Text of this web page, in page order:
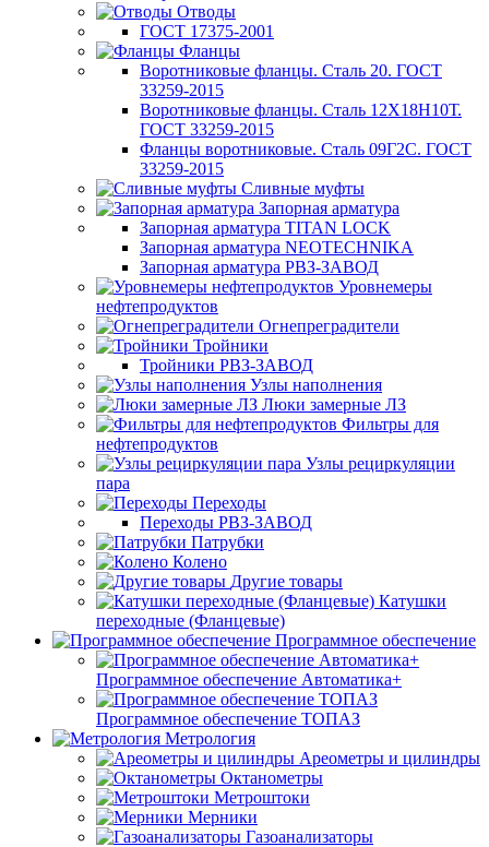
Отводы
ГОСТ 17375-2001
Фланцы
Воротниковые фланцы. Сталь 20. ГОСТ
33259-2015
Воротниковые фланцы. Сталь 12Х18Н10Т.
ГОСТ 33259-2015
Фланцы воротниковые. Сталь 09Г2С. ГОСТ
33259-2015
Сливные муфты
Запорная арматура
Запорная арматура TITAN LOCK
Запорная арматура NEOTECHNIKA
Запорная арматура РВЗ-ЗАВОД
Уровнемеры
нефтепродуктов
Огнепреградители
Тройники
Тройники РВЗ-ЗАВОД
Узлы наполнения
Люки замерные ЛЗ
Фильтры для
нефтепродуктов
Узлы рециркуляции
пара
Переходы
Переходы РВЗ-ЗАВОД
Патрубки
Колено
Другие товары
Катушки
переходные (Фланцевые)
Программное обеспечение
Программное обеспечение Автоматика+
Программное обеспечение ТОПАЗ
Метрология
Ареометры и цилиндры
Октанометры
Метроштоки
Мерники
Газоанализаторы